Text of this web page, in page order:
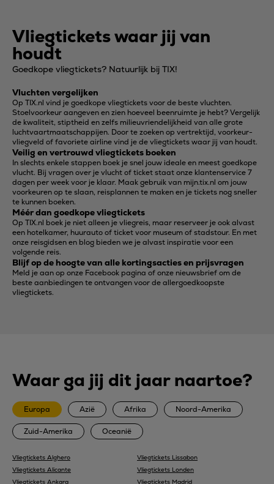
Vliegtickets waar jij van
houdt
Goedkope vliegtickets? Natuurlijk bij TIX!
Vluchten vergelijken
Op TIX.nl vind je goedkope vliegtickets voor de beste vluchten.
Stoelvoorkeur aangeven en zien hoeveel beenruimte je hebt? Vergelijk
de kwaliteit, stiptheid en zelfs milieuvriendelijkheid van alle grote
luchtvaartmaatschappijen. Door te zoeken op vertrektijd, voorkeur-
vliegveld of favoriete airline vind je de vliegtickets waar jij van houdt.
Veilig en vertrouwd vliegtickets boeken
In slechts enkele stappen boek je snel jouw ideale en meest goedkope
vlucht. Bij vragen over je vlucht of ticket staat onze klantenservice 7
dagen per week voor je klaar. Maak gebruik van mijn.tix.nl om jouw
voorkeuren op te slaan, reisplannen te maken en je tickets nog sneller
te kunnen boeken.
Méér dan goedkope vliegtickets
Op TIX.nl boek je niet alleen je vliegreis, maar reserveer je ook alvast
een hotelkamer, huurauto of ticket voor museum of stadstour. En met
onze reisgidsen en blog bieden we je alvast inspiratie voor een
volgende reis.
Blijf op de hoogte van alle kortingsacties en prijsvragen
Meld je aan op onze Facebook pagina of onze nieuwsbrief om de
beste aanbiedingen te ontvangen voor de allergoedkoopste
vliegtickets.
Waar ga jij dit jaar naartoe?
Europa Azië Afrika Noord-Amerika
Zuid-Amerika Oceanië
Vliegtickets Alghero
Vliegtickets Alicante
Vliegtickets Ankara
Vliegtickets Lissabon
Vliegtickets Londen
Vliegtickets Madrid